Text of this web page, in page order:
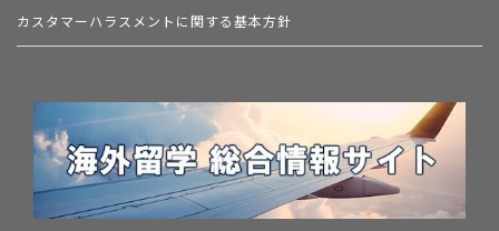
カスタマーハラスメントに関する基本方針